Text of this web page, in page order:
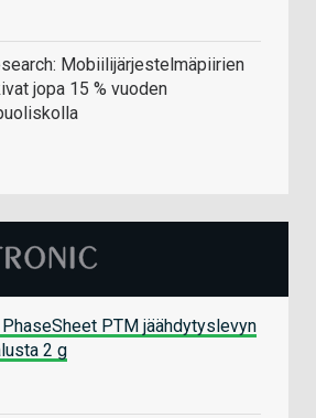
Mobiilijärjestelmäpiirien
jopa 15 % vuoden
PTM jäähdytyslevyn
2 g